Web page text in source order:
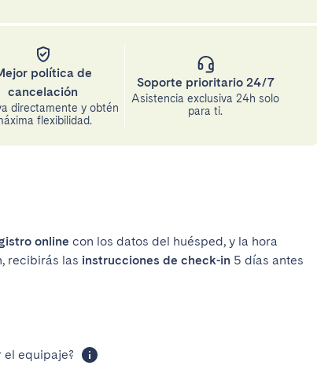
política de
cancelación
directamente y obtén
flexibilidad.
Soporte prioritario 24/7
Asistencia exclusiva 24h solo
para ti.
online con los datos del huésped, y la hora
recibirás las instrucciones de check-in 5 días antes
el equipaje?